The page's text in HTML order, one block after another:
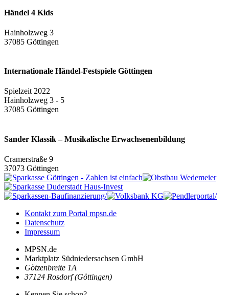
Händel 4 Kids
Hainholzweg 3
37085 Göttingen
Internationale Händel-Festspiele Göttingen
Spielzeit 2022
Hainholzweg 3 - 5
37085 Göttingen
Sander Klassik – Musikalische Erwachsenenbildung
Cramerstraße 9
37073 Göttingen
Kontakt zum Portal mpsn.de
Datenschutz
Impressum
MPSN.de
Marktplatz Südniedersachsen GmbH
Götzenbreite 1A
37124 Rosdorf (Göttingen)